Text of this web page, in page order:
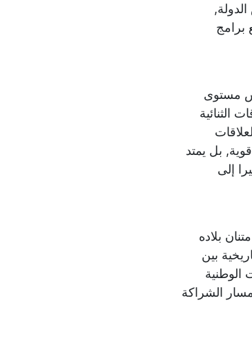
برامج
مستوى
الثنائية
بل يمتد
إلى
بلاده
بين
الوطنية
الشراكة